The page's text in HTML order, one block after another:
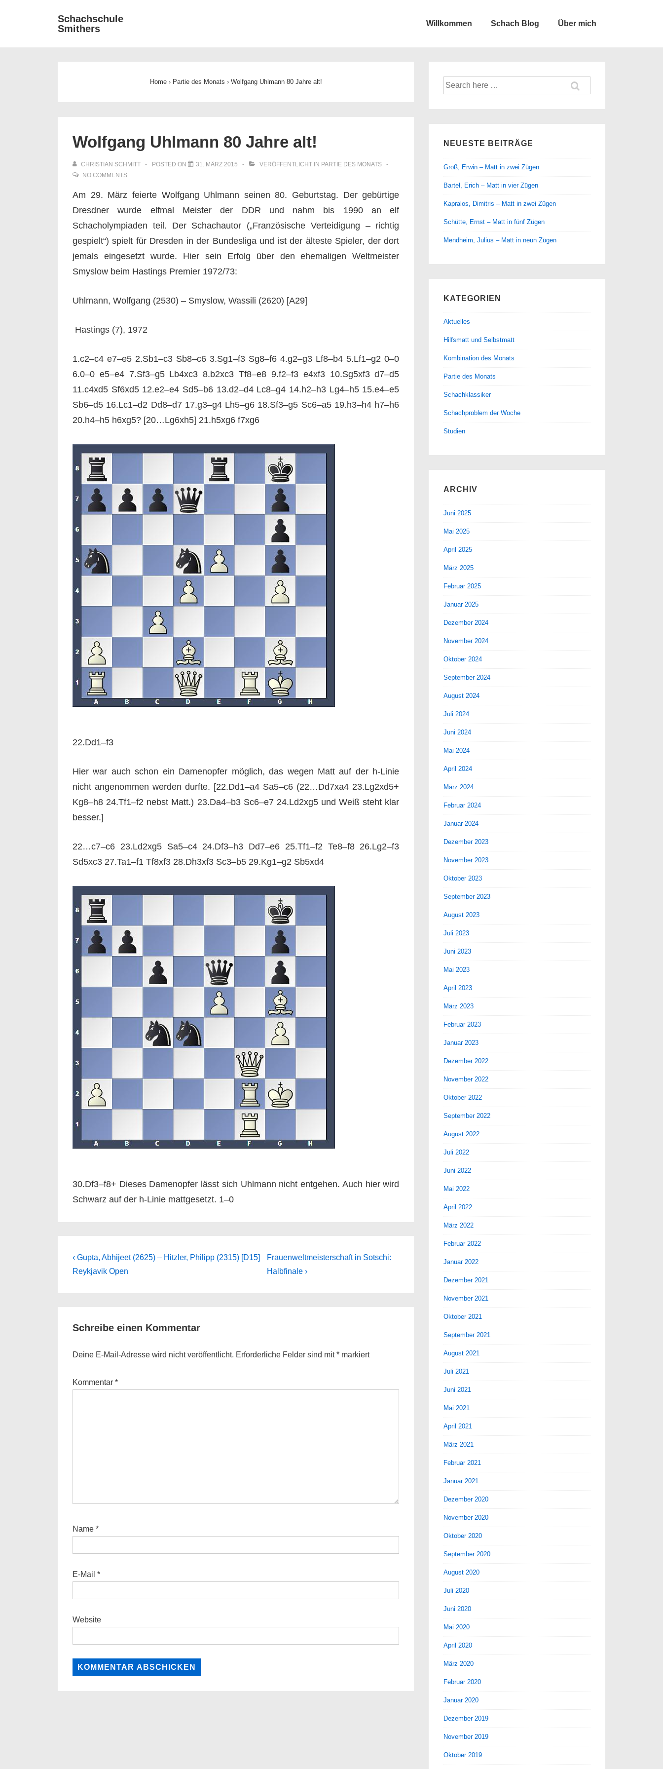
Schachschule
Smithers
Willkommen Schach Blog Über mich
Home › Partie des Monats › Wolfgang Uhlmann 80 Jahre alt!
Wolfgang Uhlmann 80 Jahre alt!
CHRISTIAN SCHMITT POSTED ON 31. MÄRZ 2015 VERÖFFENTLICHT IN PARTIE DES MONATS
NO COMMENTS
Am 29. März feierte Wolfgang Uhlmann seinen 80. Geburtstag. Der gebürtige
Dresdner wurde elfmal Meister der DDR und nahm bis 1990 an elf
Schacholympiaden teil. Der Schachautor („Französische Verteidigung – richtig
gespielt“) spielt für Dresden in der Bundesliga und ist der älteste Spieler, der dort
jemals eingesetzt wurde. Hier sein Erfolg über den ehemaligen Weltmeister
Smyslow beim Hastings Premier 1972/73:
Uhlmann, Wolfgang (2530) – Smyslow, Wassili (2620) [A29]
Hastings (7), 1972
1.c2–c4 e7–e5 2.Sb1–c3 Sb8–c6 3.Sg1–f3 Sg8–f6 4.g2–g3 Lf8–b4 5.Lf1–g2 0–0
6.0–0 e5–e4 7.Sf3–g5 Lb4xc3 8.b2xc3 Tf8–e8 9.f2–f3 e4xf3 10.Sg5xf3 d7–d5
11.c4xd5 Sf6xd5 12.e2–e4 Sd5–b6 13.d2–d4 Lc8–g4 14.h2–h3 Lg4–h5 15.e4–e5
Sb6–d5 16.Lc1–d2 Dd8–d7 17.g3–g4 Lh5–g6 18.Sf3–g5 Sc6–a5 19.h3–h4 h7–h6
20.h4–h5 h6xg5? [20…Lg6xh5] 21.h5xg6 f7xg6
22.Dd1–f3
Hier war auch schon ein Damenopfer möglich, das wegen Matt auf der h-Linie
nicht angenommen werden durfte. [22.Dd1–a4 Sa5–c6 (22…Dd7xa4 23.Lg2xd5+
Kg8–h8 24.Tf1–f2 nebst Matt.) 23.Da4–b3 Sc6–e7 24.Ld2xg5 und Weiß steht klar
besser.]
22…c7–c6 23.Ld2xg5 Sa5–c4 24.Df3–h3 Dd7–e6 25.Tf1–f2 Te8–f8 26.Lg2–f3
Sd5xc3 27.Ta1–f1 Tf8xf3 28.Dh3xf3 Sc3–b5 29.Kg1–g2 Sb5xd4
30.Df3–f8+ Dieses Damenopfer lässt sich Uhlmann nicht entgehen. Auch hier wird
Schwarz auf der h-Linie mattgesetzt. 1–0
Beitragsnavigation
Previous
Post
‹ Gupta, Abhijeet (2625) – Hitzler, Philipp (2315) [D15]
Reykjavik Open
Next
Post
Frauenweltmeisterschaft in Sotschi:
Halbfinale ›
Schreibe einen Kommentar
Deine E-Mail-Adresse wird nicht veröffentlicht. Erforderliche Felder sind mit* markiert
Kommentar *
Name *
E-Mail *
Website
Suche
nach:
NEUESTE BEITRÄGE
Groß, Erwin – Matt in zwei Zügen
Bartel, Erich – Matt in vier Zügen
Kapralos, Dimitris – Matt in zwei Zügen
Schütte, Ernst – Matt in fünf Zügen
Mendheim, Julius – Matt in neun Zügen
KATEGORIEN
Aktuelles
Hilfsmatt und Selbstmatt
Kombination des Monats
Partie des Monats
Schachklassiker
Schachproblem der Woche
Studien
ARCHIV
Juni 2025
Mai 2025
April 2025
März 2025
Februar 2025
Januar 2025
Dezember 2024
November 2024
Oktober 2024
September 2024
August 2024
Juli 2024
Juni 2024
Mai 2024
April 2024
März 2024
Februar 2024
Januar 2024
Dezember 2023
November 2023
Oktober 2023
September 2023
August 2023
Juli 2023
Juni 2023
Mai 2023
April 2023
März 2023
Februar 2023
Januar 2023
Dezember 2022
November 2022
Oktober 2022
September 2022
August 2022
Juli 2022
Juni 2022
Mai 2022
April 2022
März 2022
Februar 2022
Januar 2022
Dezember 2021
November 2021
Oktober 2021
September 2021
August 2021
Juli 2021
Juni 2021
Mai 2021
April 2021
März 2021
Februar 2021
Januar 2021
Dezember 2020
November 2020
Oktober 2020
September 2020
August 2020
Juli 2020
Juni 2020
Mai 2020
April 2020
März 2020
Februar 2020
Januar 2020
Dezember 2019
November 2019
Oktober 2019